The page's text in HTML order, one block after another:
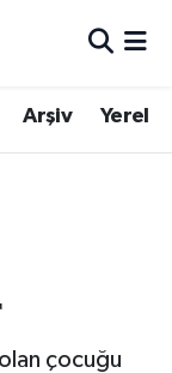
Arşiv Yerel
çocuğu